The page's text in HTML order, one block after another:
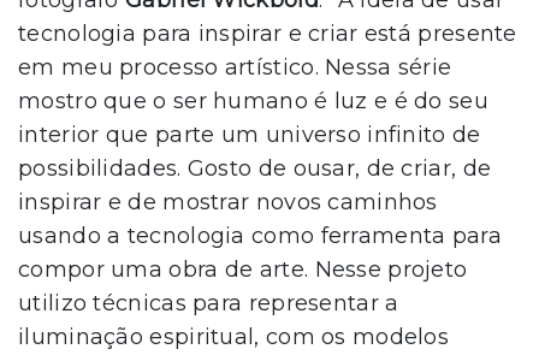
tecnologia para inspirar e criar está presente
em meu processo artístico. Nessa série
mostro que o ser humano é luz e é do seu
interior que parte um universo infinito de
possibilidades. Gosto de ousar, de criar, de
inspirar e de mostrar novos caminhos
usando a tecnologia como ferramenta para
compor uma obra de arte. Nesse projeto
utilizo técnicas para representar a
iluminação espiritual, com os modelos